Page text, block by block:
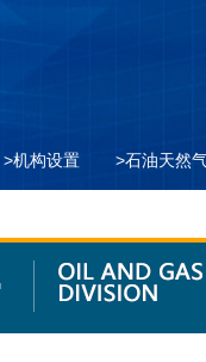
>机构设置 >石油天然